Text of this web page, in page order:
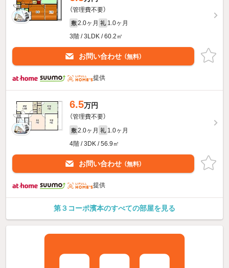
（管理費不要）
敷 2.0ヶ月 礼 1.0ヶ月
3階 / 3LDK / 60.2㎡
お問い合わせ （無料）
提供
6.5万円
（管理費不要）
敷 2.0ヶ月 礼 1.0ヶ月
4階 / 3DK / 56.9㎡
お問い合わせ （無料）
提供
第３コーポ濱本のすべての部屋を見る